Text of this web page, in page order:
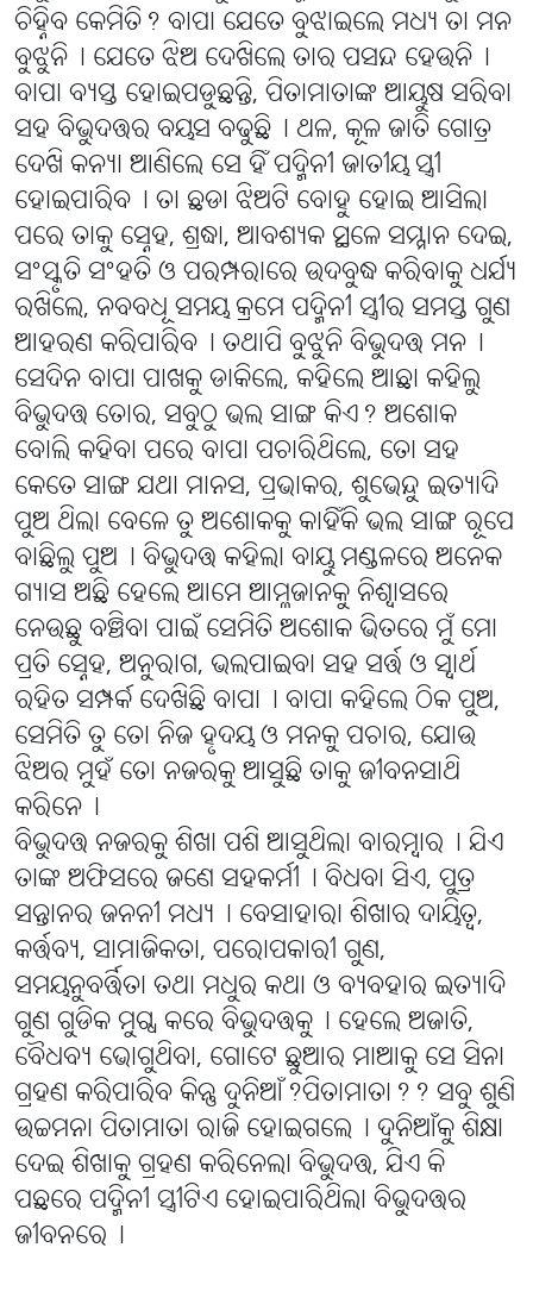
ଚିହ୍ନିବ କେମିତି? ବାପା ଯେତେ ବୁଝାଇଲେ ମଧ୍ୟ ତା ମନ
ବୁଝୁନି୤ ଯେତେ ଝିଅ ଦେଖିଲେ ତାର ପସନ୍ଦ ହେଉନି୤
ବାପା ବ୍ୟସ୍ତ ହୋଇପଡୁଛନ୍ତି, ପିତାମାତାଙ୍କ ଆୟୁଷ ସରିବା
ସହ ବିଭୁଦତ୍ତର ବୟସ ବଢୁଛି୤ ଥଳ, କୂଳ ଜାତି ଗୋତ୍ର
ଦେଖି କନ୍ୟା ଆଣିଲେ ସେ ହିଁ ପଦ୍ମିନୀ ଜାତୀୟ ସ୍ତ୍ରୀ
ହୋଇପାରିବ୤ ତା ଛଡା ଝିଅଟି ବୋହୁ ହୋଇ ଆସିଲା
ପରେ ତାକୁ ସ୍ନେହ, ଶ୍ରଦ୍ଧା, ଆବଶ୍ୟକ ସ୍ଥଳେ ସମ୍ମାନ ଦେଇ,
ସଂସ୍କୃତି ସଂହତି ଓ ପରମ୍ପରାରେ ଉଦବୁଦ୍ଧ କରିବାକୁ ଧର୍ଯ୍ୟ
ରଖିଲେ, ନବବଧୂ ସମୟ କ୍ରମେ ପଦ୍ମିନୀ ସ୍ତ୍ରୀର ସମସ୍ତ ଗୁଣ
ଆହରଣ କରିପାରିବ୤ ତଥାପି ବୁଝୁନି ବିଭୁଦତ୍ତ ମନ୤
ସେଦିନ ବାପା ପାଖକୁ ଡାକିଲେ, କହିଲେ ଆଛା କହିଲୁ
ବିଭୁଦତ୍ତ ତୋର, ସବୁଠୁ ଭଲ ସାଙ୍ଗ କିଏ? ଅଶୋକ
ବୋଲି କହିବା ପରେ ବାପା ପଚାରିଥିଲେ, ତୋ ସହ
କେତେ ସାଙ୍ଗ ଯଥା ମାନସ, ପ୍ରଭାକର, ଶୁଭେନ୍ଦୁ ଇତ୍ୟାଦି
ପୁଅ ଥିଲା ବେଳେ ତୁ ଅଶୋକକୁ କାହିଁକି ଭଲ ସାଙ୍ଗ ରୂପେ
ବାଛିଲୁ ପୁଅ୤ ବିଭୁଦତ୍ତ କହିଲା ବାୟୁ ମଣ୍ଡଳରେ ଅନେକ
ଗ୍ୟାସ ଅଛି ହେଲେ ଆମେ ଆମ୍ଳଜାନକୁ ନିଶ୍ୱାସରେ
ନେଉଛୁ ବଞ୍ଚିବା ପାଇଁ ସେମିତି ଅଶୋକ ଭିତରେ ମୁଁ ମୋ
ପ୍ରତି ସ୍ନେହ, ଅନୁରାଗ, ଭଲପାଇବା ସହ ସର୍ତ୍ତ ଓ ସ୍ୱାର୍ଥ
ରହିତ ସମ୍ପର୍କ ଦେଖିଛି ବାପା୤ ବାପା କହିଲେ ଠିକ ପୁଅ,
ସେମିତି ତୁ ତୋ ନିଜ ହୃଦୟ ଓ ମନକୁ ପଚାର, ଯୋଉ
ଝିଅର ମୁହଁ ତୋ ନଜରକୁ ଆସୁଛି ତାକୁ ଜୀବନସାଥି
କରିନେ୤
ବିଭୁଦତ୍ତ ନଜରକୁ ଶିଖା ପଶି ଆସୁଥିଲା ବାରମ୍ବାର୤ ଯିଏ
ତାଙ୍କ ଅଫିସରେ ଜଣେ ସହକର୍ମୀ୤ ବିଧବା ସିଏ, ପୁତ୍ର
ସନ୍ତାନର ଜନନୀ ମଧ୍ୟ୤ ବେସାହାରା ଶିଖାର ଦାୟିତ୍ବ,
କର୍ତ୍ତବ୍ୟ, ସାମାଜିକତା, ପରୋପକାରୀ ଗୁଣ,
ସମୟନୁବର୍ତ୍ତିତା ତଥା ମଧୁର କଥା ଓ ବ୍ୟବହାର ଇତ୍ୟାଦି
ଗୁଣ ଗୁଡିକ ମୁଗ୍ଧ କରେ ବିଭୁଦତ୍ତକୁ୤ ହେଲେ ଅଜାତି,
ବୈଧବ୍ୟ ଭୋଗୁଥିବା, ଗୋଟେ ଛୁଆର ମାଆକୁ ସେ ସିନା
ଗ୍ରହଣ କରିପାରିବ କିନ୍ତୁ ଦୁନିଆଁ?ପିତାମାତା?? ସବୁ ଶୁଣି
ଉଚ୍ଚମନା ପିତାମାତା ରାଜି ହୋଇଗଲେ୤ ଦୁନିଆଁକୁ ଶିକ୍ଷା
ଦେଇ ଶିଖାକୁ ଗ୍ରହଣ କରିନେଲା ବିଭୁଦତ୍ତ, ଯିଏ କି
ପଛରେ ପଦ୍ମିନୀ ସ୍ତ୍ରୀଟିଏ ହୋଇପାରିଥିଲା ବିଭୁଦତ୍ତର
ଜୀବନରେ୤